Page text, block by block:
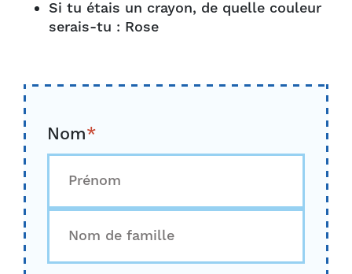
Si tu étais un crayon, de quelle couleur
serais-tu : Rose
Nom*
D'abord